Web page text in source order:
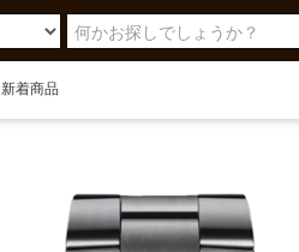
新着商品